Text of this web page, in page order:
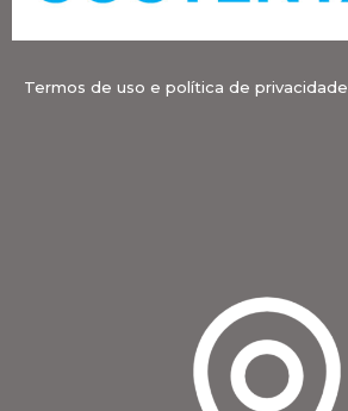
Termos de uso e política de privacidade